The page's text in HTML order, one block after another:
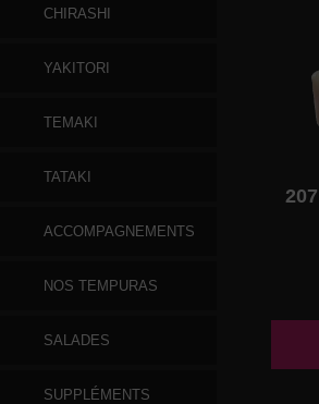
CHIRASHI
YAKITORI
TEMAKI
TATAKI
ACCOMPAGNEMENTS
NOS TEMPURAS
SALADES
SUPPLÉMENTS
207